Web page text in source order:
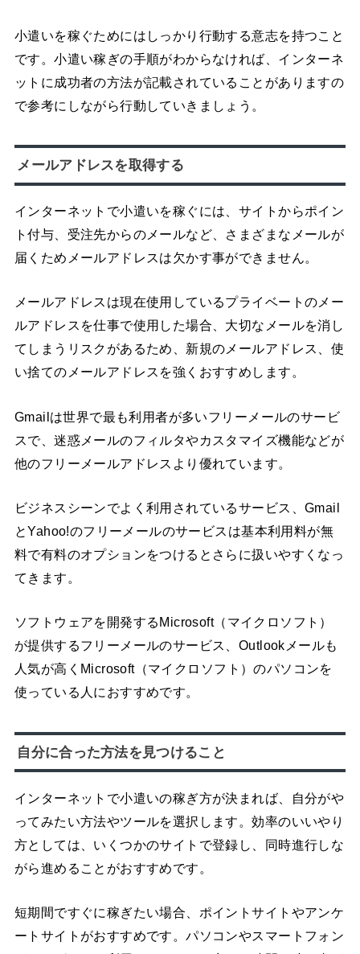
小遣いを稼ぐためにはしっかり行動する意志を持つこと
です。小遣い稼ぎの手順がわからなければ、インターネ
ットに成功者の方法が記載されていることがありますの
で参考にしながら行動していきましょう。
メールアドレスを取得する
インターネットで小遣いを稼ぐには、サイトからポイン
ト付与、受注先からのメールなど、さまざまなメールが
届くためメールアドレスは欠かす事ができません。
メールアドレスは現在使用しているプライベートのメー
ルアドレスを仕事で使用した場合、大切なメールを消し
てしまうリスクがあるため、新規のメールアドレス、使
い捨てのメールアドレスを強くおすすめします。
Gmailは世界で最も利用者が多いフリーメールのサービ
スで、迷惑メールのフィルタやカスタマイズ機能などが
他のフリーメールアドレスより優れています。
ビジネスシーンでよく利用されているサービス、Gmail
とYahoo!のフリーメールのサービスは基本利用料が無
料で有料のオプションをつけるとさらに扱いやすくなっ
てきます。
ソフトウェアを開発するMicrosoft（マイクロソフト）
が提供するフリーメールのサービス、Outlookメールも
人気が高くMicrosoft（マイクロソフト）のパソコンを
使っている人におすすめです。
自分に合った方法を見つけること
インターネットで小遣いの稼ぎ方が決まれば、自分がや
ってみたい方法やツールを選択します。効率のいいやり
方としては、いくつかのサイトで登録し、同時進行しな
がら進めることがおすすめです。
短期間ですぐに稼ぎたい場合、ポイントサイトやアンケ
ートサイトがおすすめです。パソコンやスマートフォン